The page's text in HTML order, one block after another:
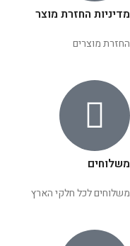
מדיניות החזרת מוצר
החזרת מוצרים
משלוחים
משלוחים לכל חלקי הארץ